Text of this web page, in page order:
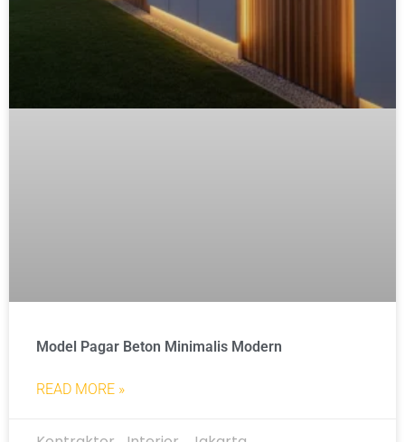
Model Pagar Beton Minimalis Modern
READ MORE »